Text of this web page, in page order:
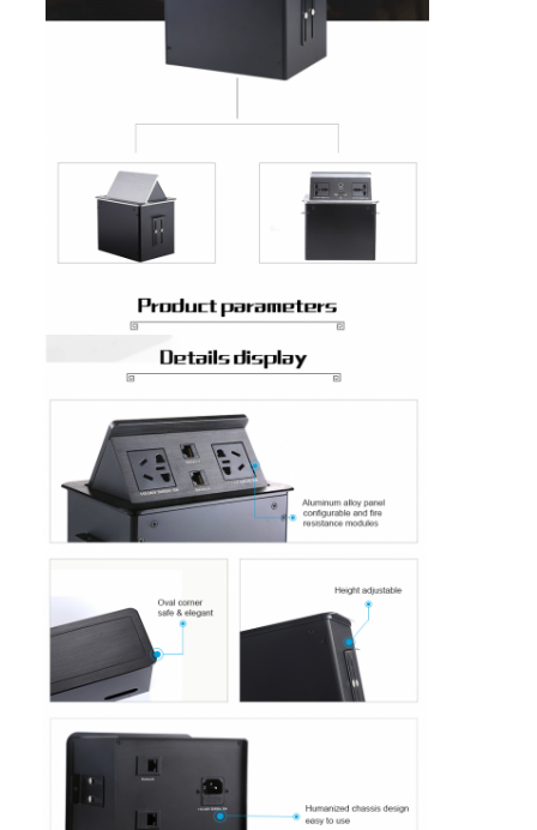
Produits
A propos de nous
Visite d'usine
Contrôle de la qualité
Contact
Parlez Maintenant.
Système de conférence
Ascenseur de moniteur LCD
Moniteur à défilement
Une prise de bureau pop-up